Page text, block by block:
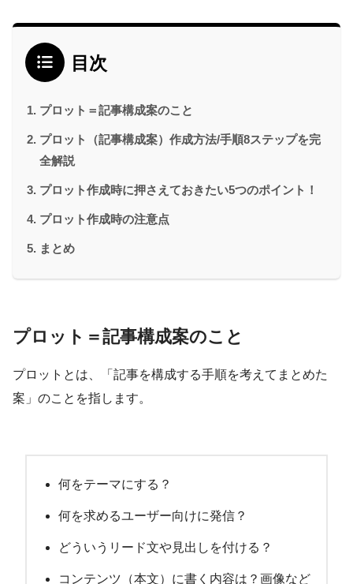
目次
プロット＝記事構成案のこと
プロット（記事構成案）作成方法/手順8ステップを完
全解説
プロット作成時に押さえておきたい5つのポイント！
プロット作成時の注意点
まとめ
プロット＝記事構成案のこと
プロットとは、「記事を構成する手順を考えてまとめた
案」のことを指します。
何をテーマにする？
何を求めるユーザー向けに発信？
どういうリード文や見出しを付ける？
コンテンツ（本文）に書く内容は？画像など